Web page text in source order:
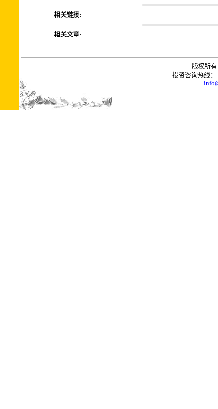
相关链接:
相关文章:
版权所
投资咨询热线：